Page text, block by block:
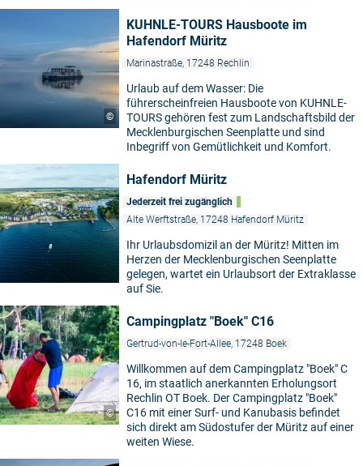
©
KUHNLE-TOURS Hausboote im
Hafendorf Müritz
Marinastraße, 17248 Rechlin
Urlaub auf dem Wasser: Die
führerscheinfreien Hausboote von KUHNLE-
TOURS gehören fest zum Landschaftsbild der
Mecklenburgischen Seenplatte und sind
Inbegriff von Gemütlichkeit und Komfort.
Hafendorf Müritz
Jederzeit frei zugänglich
Alte Werftstraße, 17248 Hafendorf Müritz
Ihr Urlaubsdomizil an der Müritz! Mitten im
Herzen der Mecklenburgischen Seenplatte
gelegen, wartet ein Urlaubsort der Extraklasse
auf Sie.
©
Campingplatz "Boek" C16
Gertrud-von-le-Fort-Allee, 17248 Boek
Willkommen auf dem Campingplatz "Boek" C
16, im staatlich anerkannten Erholungsort
Rechlin OT Boek. Der Campingplatz "Boek"
C16 mit einer Surf- und Kanubasis befindet
sich direkt am Südostufer der Müritz auf einer
weiten Wiese.